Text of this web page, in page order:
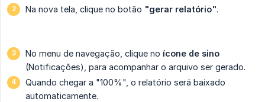
Na nova tela, clique no botão "gerar relatório".
No menu de navegação, clique no ícone de sino
(Notificações), para acompanhar o arquivo ser gerado.
Quando chegar a "100%", o relatório será baixado
automaticamente.